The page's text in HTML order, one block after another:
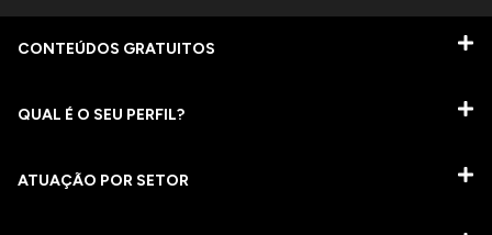
CONTEÚDOS GRATUITOS
QUAL É O SEU PERFIL?
ATUAÇÃO POR SETOR